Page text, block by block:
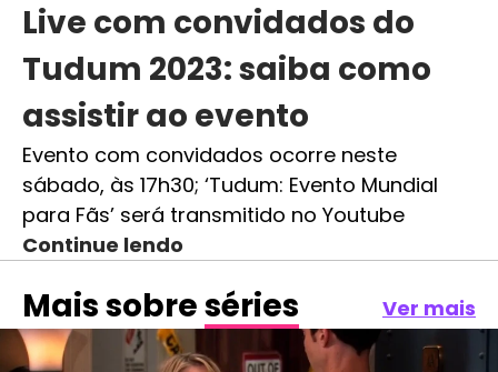
Live com convidados do
Tudum 2023: saiba como
assistir ao evento
Evento com convidados ocorre neste
sábado, às 17h30; ‘Tudum: Evento Mundial
para Fãs’ será transmitido no Youtube
Continue lendo
Mais sobreséries Ver mais